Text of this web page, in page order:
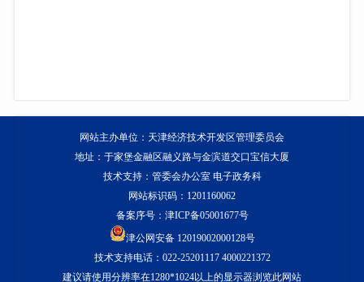
网站主办单位：天津经济技术开发区管理委员会
地址：于家堡金融区融义路与金滨道交口宝信大厦
技术支持：管委会办公室 电子政务科
网站标识码：1201160062
备案序号： 津ICP备05001677号
津公网安备 12019002000128号
技术支持电话：022-25201117 4000221372
建议请使用分辨率在1280*1024以上的显示器浏览此网站